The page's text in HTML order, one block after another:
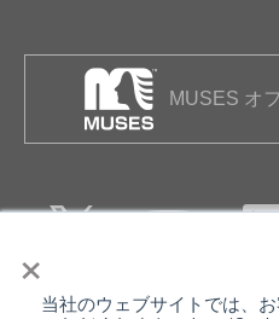
×
当社のウェブサイトでは、
MUSES オ
個人情報保護について